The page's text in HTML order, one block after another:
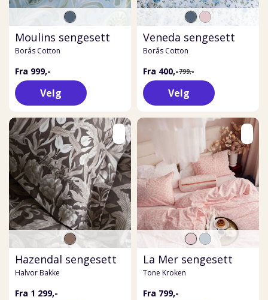
Moulins sengesett
Borås Cotton
Fra 999,-
Velg
Veneda sengesett
Borås Cotton
Fra 400,-799,-
Velg
Hazendal sengesett
Halvor Bakke
Fra 1 299,-
La Mer sengesett
Tone Kroken
Fra 799,-